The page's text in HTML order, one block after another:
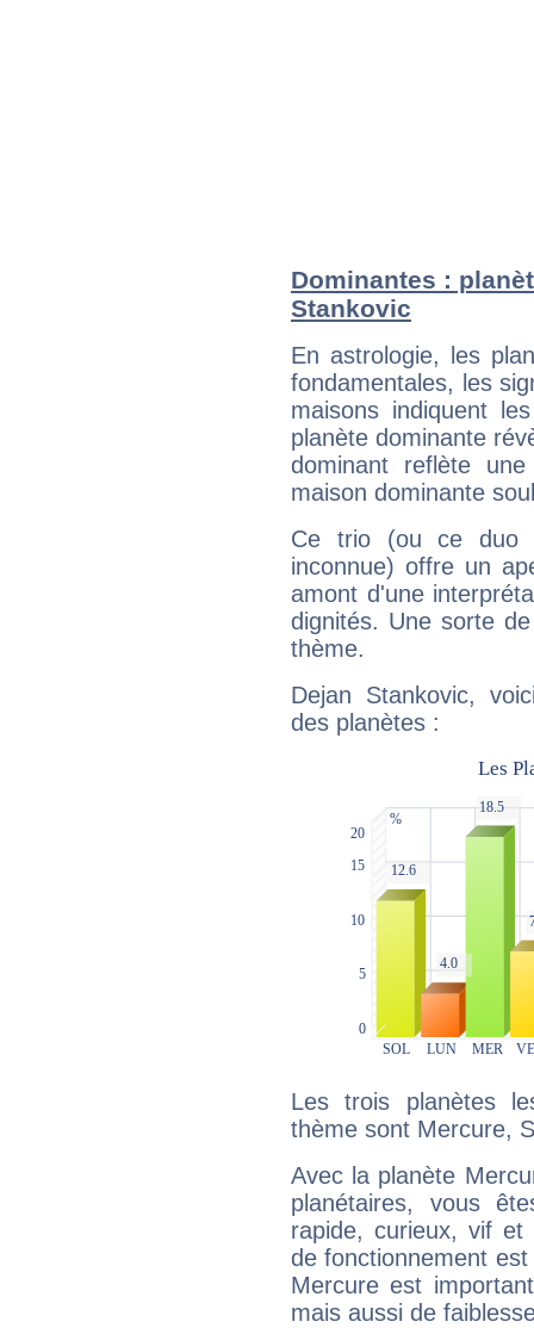
Dominantes :
Stankovic
En astrologie, les
fondamentales, les
maisons indiquent
planète dominante
dominant reflète
maison dominante
Ce trio (ou ce duo
inconnue) offre un
amont d'une
dignités. Une sorte
thème.
Dejan Stankovic,
des planètes :
Les trois planètes
thème sont Mercure,
Avec la planète
planétaires, vous
rapide, curieux, vif et
de fonctionnement
Mercure est
mais aussi de